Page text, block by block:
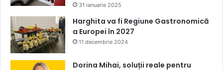
31 ianuarie 2025
Harghita va fi Regiune Gastronomică
a Europei în 2027
11 decembrie 2024
Dorina Mihai, soluții reale pentru